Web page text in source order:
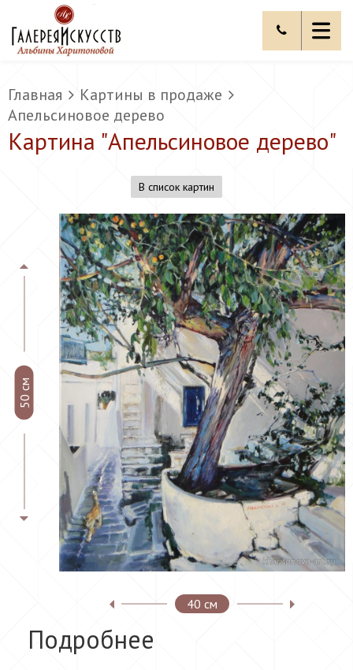
Главная
Картины в продаже
Апельсиновое дерево
Картина "Апельсиновое дерево"
В список картин
40 см
50 см
Подробнее